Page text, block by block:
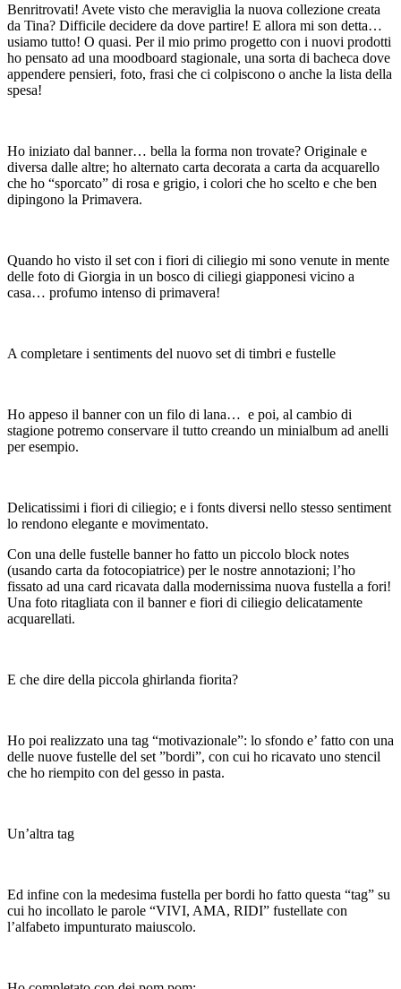
Benritrovati! Avete visto che meraviglia la nuova collezione creata
da Tina? Difficile decidere da dove partire! E allora mi son detta…
usiamo tutto! O quasi. Per il mio primo progetto con i nuovi prodotti
ho pensato ad una moodboard stagionale, una sorta di bacheca dove
appendere pensieri, foto, frasi che ci colpiscono o anche la lista della
spesa!
Ho iniziato dal banner… bella la forma non trovate? Originale e
diversa dalle altre; ho alternato carta decorata a carta da acquarello
che ho “sporcato” di rosa e grigio, i colori che ho scelto e che ben
dipingono la Primavera.
Quando ho visto il set con i fiori di ciliegio mi sono venute in mente
delle foto di Giorgia in un bosco di ciliegi giapponesi vicino a
casa… profumo intenso di primavera!
A completare i sentiments del nuovo set di timbri e fustelle
Ho appeso il banner con un filo di lana… e poi, al cambio di
stagione potremo conservare il tutto creando un minialbum ad anelli
per esempio.
Delicatissimi i fiori di ciliegio; e i fonts diversi nello stesso sentiment
lo rendono elegante e movimentato.
Con una delle fustelle banner ho fatto un piccolo block notes
(usando carta da fotocopiatrice) per le nostre annotazioni; l’ho
fissato ad una card ricavata dalla modernissima nuova fustella a fori!
Una foto ritagliata con il banner e fiori di ciliegio delicatamente
acquarellati.
E che dire della piccola ghirlanda fiorita?
Ho poi realizzato una tag “motivazionale”: lo sfondo e’ fatto con una
delle nuove fustelle del set ”bordi”, con cui ho ricavato uno stencil
che ho riempito con del gesso in pasta.
Un’altra tag
Ed infine con la medesima fustella per bordi ho fatto questa “tag” su
cui ho incollato le parole “VIVI, AMA, RIDI” fustellate con
l’alfabeto impunturato maiuscolo.